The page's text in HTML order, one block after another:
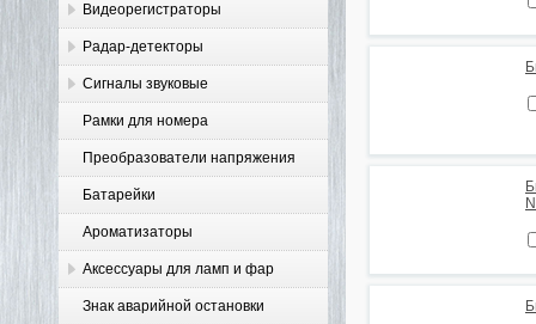
Видеорегистраторы
Радар-детекторы
Сигналы звуковые
Рамки для номера
Преобразователи напряжения
Батарейки
Ароматизаторы
Аксессуары для ламп и фар
Знак аварийной остановки